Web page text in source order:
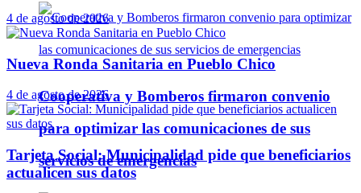
Cooperativa y Bomberos firmaron convenio
para optimizar las comunicaciones de sus
servicios de emergencias
4 de agosto de 2026
Nueva Ronda Sanitaria en Pueblo Chico
4 de agosto de 2026
Tarjeta Social: Municipalidad pide que beneficiarios
actualicen sus datos